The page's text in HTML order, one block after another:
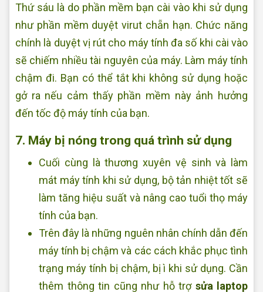
Thứ sáu là do phần mềm bạn cài vào khi sử dụng
như phần mềm duyệt virut chẵn hạn. Chức năng
chính là duyệt vị rút cho máy tính đa số khi cài vào
sẽ chiếm nhiều tài nguyên của máy. Làm máy tính
chậm đi. Bạn có thể tắt khi không sử dụng hoặc
gở ra nếu cảm thấy phần mềm này ảnh hưởng
đến tốc độ máy tính của bạn.
7. Máy bị nóng trong quá trình sử dụng
Cuối cùng là thương xuyên vệ sinh và làm
mát máy tính khi sử dụng, bộ tản nhiệt tốt sẽ
làm tăng hiệu suất và nâng cao tuổi thọ máy
tính của bạn.
Trên đây là những nguên nhân chính dẫn đến
máy tính bị chậm và các cách khắc phục tình
trạng máy tính bị chậm, bị ì khi sử dụng. Cần
thêm thông tin cũng như hỗ trợ sửa laptop